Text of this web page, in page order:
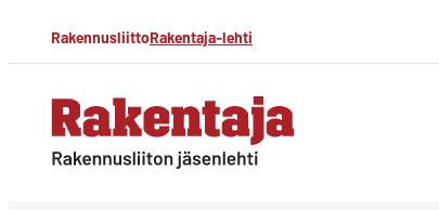
Siirry
suoraan
sisältöön
RakennusliittoRakentaja-lehti
Rakentaja-lehti